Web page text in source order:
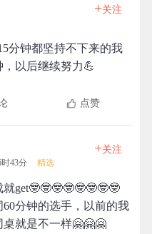
+关注
分钟都坚持不下来的我
以后继续努力💪
点赞
43分 精选
+关注
get🤓🤓🤓🤓🤓🤓🤓🤓
分钟的选手，以前的我
桌就是不一样🤗🤗🤗